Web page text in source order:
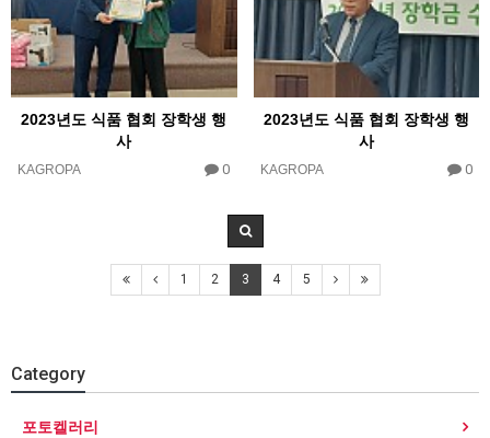
2023년도 식품 협회 장학생 행
사
KAGROPA 0
2023년도 식품 협회 장학생 행
사
KAGROPA 0
1 2 3 4 5
Category
포토켈러리